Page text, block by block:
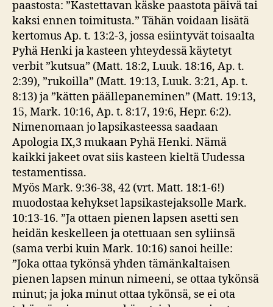
paastosta: ”Kastettavan käske paastota päivä tai
kaksi ennen toimitusta.” Tähän voidaan lisätä
kertomus Ap. t. 13:2-3, jossa esiintyvät toisaalta
Pyhä Henki ja kasteen yhteydessä käytetyt
verbit ”kutsua” (Matt. 18:2, Luuk. 18:16, Ap. t.
2:39), ”rukoilla” (Matt. 19:13, Luuk. 3:21, Ap. t.
8:13) ja ”kätten päällepaneminen” (Matt. 19:13,
15, Mark. 10:16, Ap. t. 8:17, 19:6, Hepr. 6:2).
Nimenomaan jo lapsikasteessa saadaan
Apologia IX,3 mukaan Pyhä Henki. Nämä
kaikki jakeet ovat siis kasteen kieltä Uudessa
testamentissa.
Myös Mark. 9:36-38, 42 (vrt. Matt. 18:1-6!)
muodostaa kehykset lapsikastejaksolle Mark.
10:13-16. ”Ja ottaen pienen lapsen asetti sen
heidän keskelleen ja otettuaan sen syliinsä
(sama verbi kuin Mark. 10:16) sanoi heille:
”Joka ottaa tykönsä yhden tämänkaltaisen
pienen lapsen minun nimeeni, se ottaa tykönsä
minut; ja joka minut ottaa tykönsä, se ei ota